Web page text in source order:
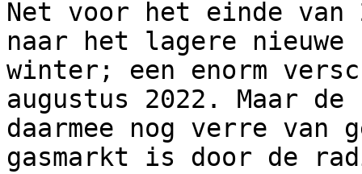
Net voor het einde van
naar het lagere nieuwe
winter; een enorm
augustus 2022. Maar
daarmee nog verre van
gasmarkt is door de